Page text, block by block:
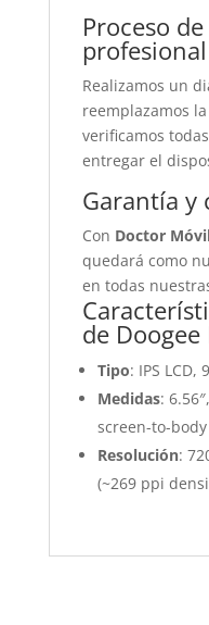
Proceso
profesional
Realizamos un
reemplazamos
verificamos
entregar el
Garantía y
Con Doctor
quedará como
en todas
de Doogee
Tipo: IPS LCD,
Medidas:
screen-to-
Resolución:
(~269 ppi